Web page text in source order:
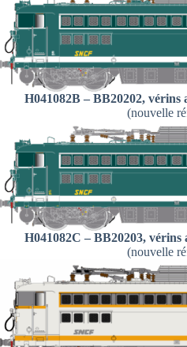
H041082B – BB20202,
(nouvelle
H041082C – BB20203,
(nouvelle